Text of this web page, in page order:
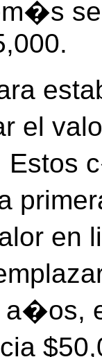
el
en
a�os,